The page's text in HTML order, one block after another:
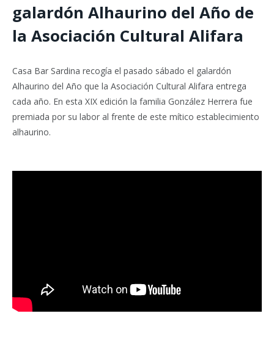
galardón Alhaurino del Año de
la Asociación Cultural Alifara
Casa Bar Sardina recogía el pasado sábado el galardón
Alhaurino del Año que la Asociación Cultural Alifara entrega
cada año. En esta XIX edición la familia González Herrera fue
premiada por su labor al frente de este mítico establecimiento
alhaurino.